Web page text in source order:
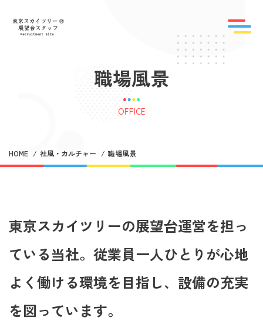
職場風景
OFFICE
HOME 社風・カルチャー 職場風景
東京スカイツリーの展望台運営を担っ
ている当社。従業員一人ひとりが心地
よく働ける環境を目指し、設備の充実
を図っています。